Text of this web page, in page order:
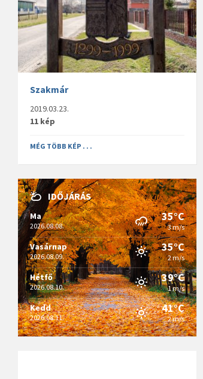
Szakmár
2019.03.23.
11 kép
MÉG TÖBB KÉP . . .
IDŐJÁRÁS
Ma
2026.08.08.
35°C
3 m/s
Vasárnap
2026.08.09.
35°C
2 m/s
Hétfő
2026.08.10.
39°C
1 m/s
Kedd
2026.08.11.
41°C
2 m/s